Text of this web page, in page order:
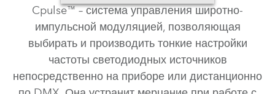
Cpulse™ – система управления широтно-
импульсной модуляцией, позволяющая
выбирать и производить тонкие настройки
частоты светодиодных источников
непосредственно на приборе или дистанционно